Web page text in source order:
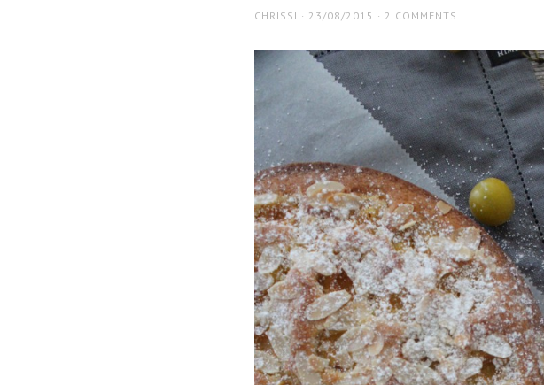
AUTHOR
CHRISSI
POSTED
23/08/2015 2 COMMENTS